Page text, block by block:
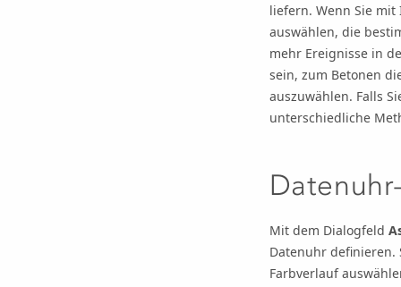
liefern. Wenn Sie
auswählen, die
mehr Ereignisse in
sein, zum Betonen
auszuwählen. Falls
unterschiedliche
Mit dem Dialogfeld
Datenuhr definieren.
Farbverlauf